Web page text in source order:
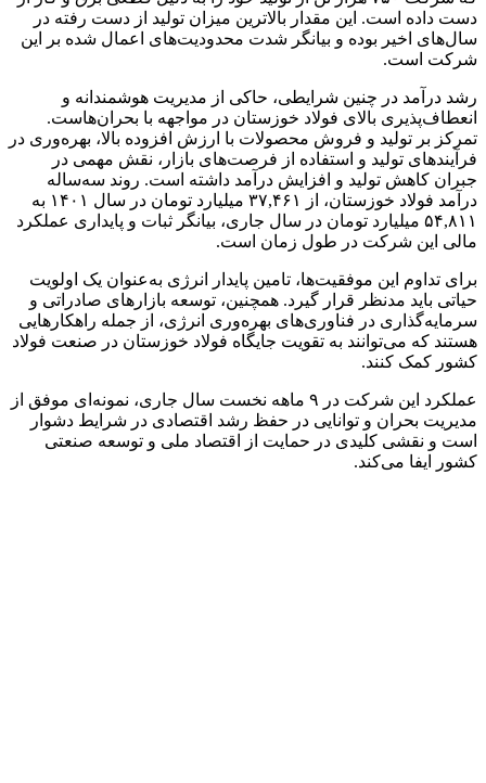
دست داده است. این مقدار بالاترین میزان تولید از دست رفته در
سال‌های اخیر بوده و بیانگر شدت محدودیت‌های اعمال شده بر این
شرکت است.
رشد درآمد در چنین شرایطی، حاکی از مدیریت هوشمندانه و
انعطاف‌پذیری بالای فولاد خوزستان در مواجهه با بحران‌هاست.
تمرکز بر تولید و فروش محصولات با ارزش افزوده بالا، بهره‌وری در
فرآیندهای تولید و استفاده از فرصت‌های بازار، نقش مهمی در
جبران کاهش تولید و افزایش درآمد داشته است. روند سه‌ساله
درآمد فولاد خوزستان، از ۳۷,۴۶۱ میلیارد تومان در سال ۱۴۰۱ به
۵۴,۸۱۱ میلیارد تومان در سال جاری، بیانگر ثبات و پایداری عملکرد
مالی این شرکت در طول زمان است.
برای تداوم این موفقیت‌ها، تامین پایدار انرژی به‌عنوان یک اولویت
حیاتی باید مدنظر قرار گیرد. همچنین، توسعه بازارهای صادراتی و
سرمایه‌گذاری در فناوری‌های بهره‌وری انرژی، از جمله راهکارهایی
هستند که می‌توانند به تقویت جایگاه فولاد خوزستان در صنعت فولاد
کشور کمک کنند.
عملکرد این شرکت در ۹ ماهه نخست سال جاری، نمونه‌ای موفق از
مدیریت بحران و توانایی در حفظ رشد اقتصادی در شرایط دشوار
است و نقشی کلیدی در حمایت از اقتصاد ملی و توسعه صنعتی
کشور ایفا می‌کند.